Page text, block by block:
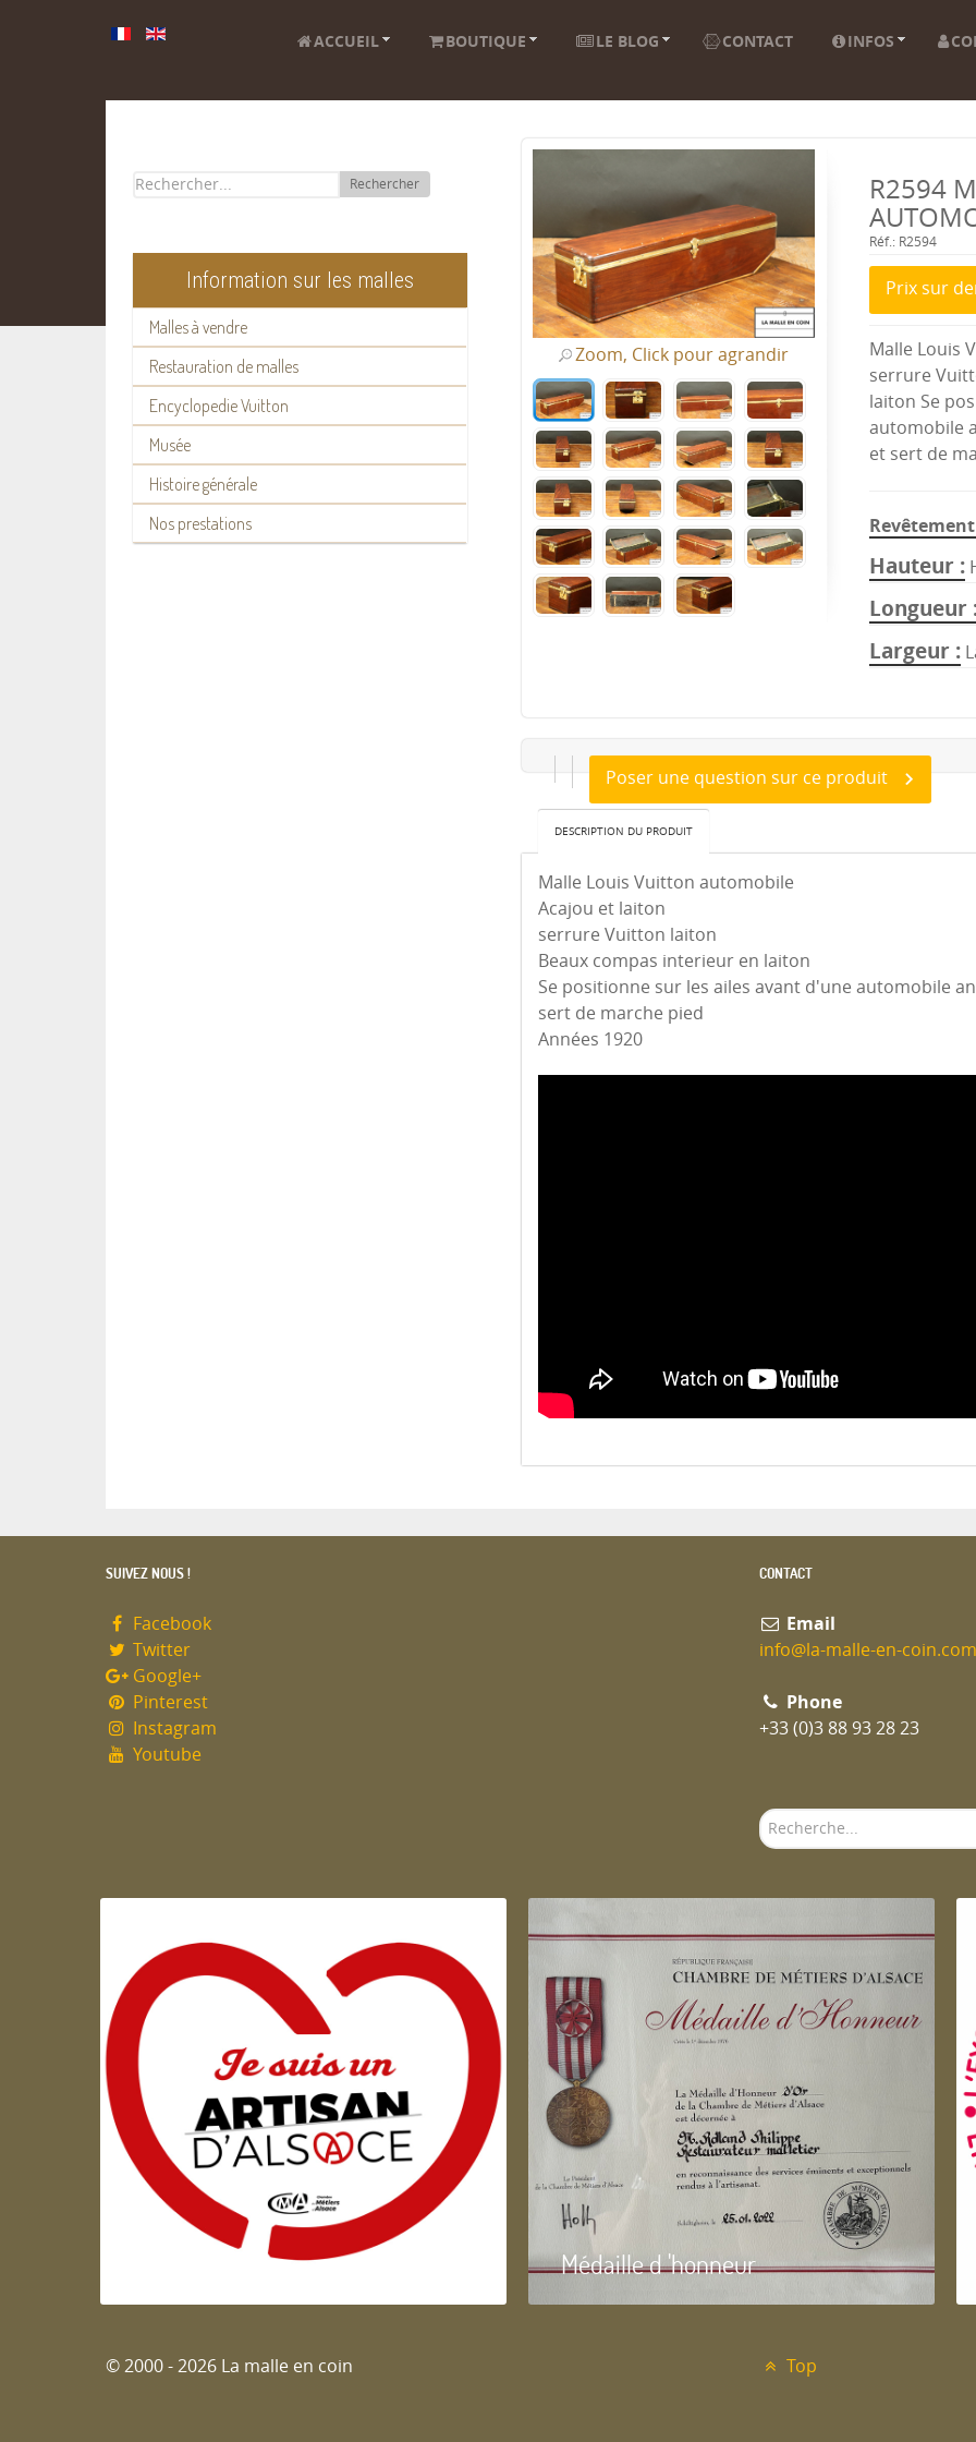
ACCUEIL BOUTIQUE LE BLOG CONTACT INFOS
Rechercher
Information sur les malles
Malles à vendre
Restauration de malles
Encyclopedie Vuitton
Musée
Histoire générale
Nos prestations
Zoom, Click pour agrandir
R2594
Réf.: R2594
Prix sur
Malle Louis
serrure
laiton Se
automobile
et sert de
Hauteur
Longueur
Largeur
Poser une question sur ce produit
DESCRIPTION DU PRODUIT
Malle Louis Vuitton automobile
Acajou et laiton
serrure Vuitton laiton
Beaux compas interieur en laiton
Se positionne sur les ailes avant d'une automobile
sert de marche pied
Années 1920
SUIVEZ NOUS !
Facebook
Twitter
Google+
Pinterest
Instagram
Youtube
CONTACT
Email
info@la-malle-en-coin.com
Phone
+33 (0)3 88 93 28 23
Rechercher
Artisan d'Alsace Médaille d 'honneur
© 2000 - 2026 La malle en coin Top